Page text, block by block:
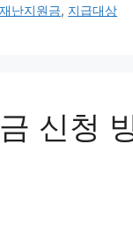
재난지원금, 지급대상
신청